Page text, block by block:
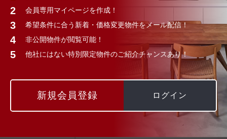
会員専用マイページを作成！
希望条件に合う新着・価格変更物件をメール配信！
非公開物件が閲覧可能！
他社にはない特別限定物件のご紹介チャンスあり！
新規会員登録 ログイン